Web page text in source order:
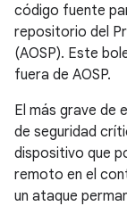
código fuente
repositorio del
(AOSP). Este
fuera de AOSP.
El más grave de
de seguridad
dispositivo que
remoto en el
un ataque